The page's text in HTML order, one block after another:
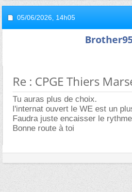
05/06/2026, 14h05
Re : CPGE Thiers
Tu auras plus de choix.
l'internat ouvert le WE est un
Faudra juste encaisser le
Bonne route à toi